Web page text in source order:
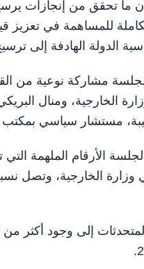
ما تحقق من إنجازات يرسخ
للمساهمة في تعزيز
الدولة الهادفة إلى
مشاركة نوعية من
الخارجية، ومنال
مستشار سياسي بمكتب